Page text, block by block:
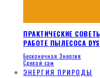
ПРАКТИЧЕСКИЕ
РАБОТЕ ПЫЛЕСОСА
Бесконечная Энергия
Сделай сам
ЭНЕРГИЯ ПРИРОДЫ